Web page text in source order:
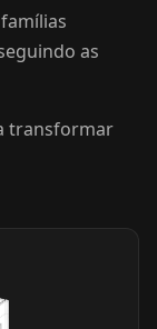
as
transformar